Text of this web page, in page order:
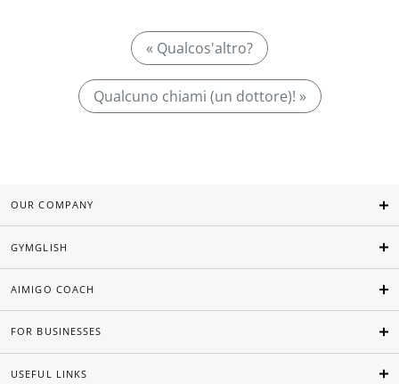
« Qualcos'altro?
Qualcuno chiami (un dottore)! »
OUR COMPANY
GYMGLISH
AIMIGO COACH
FOR BUSINESSES
USEFUL LINKS